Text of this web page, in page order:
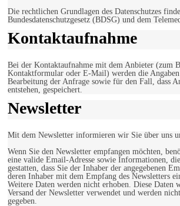
Die rechtlichen Grundlagen des Datenschutzes
Bundesdatenschutzgesetz (BDSG) und dem
Kontaktaufnahme
Bei der Kontaktaufnahme mit dem Anbieter (zum
Kontaktformular oder E-Mail) werden die Angaben
Bearbeitung der Anfrage sowie für den Fall, dass
entstehen, gespeichert.
Newsletter
Mit dem Newsletter informieren wir Sie über uns
Wenn Sie den Newsletter empfangen möchten,
eine valide Email-Adresse sowie Informationen,
gestatten, dass Sie der Inhaber der angegebenen
deren Inhaber mit dem Empfang des Newsletters
Weitere Daten werden nicht erhoben. Diese Daten
Versand der Newsletter verwendet und werden
gegeben.